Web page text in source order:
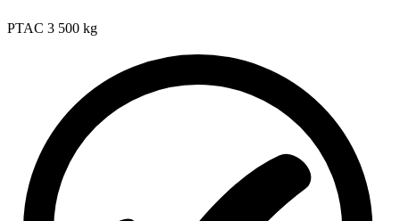
PTAC 3 500 kg